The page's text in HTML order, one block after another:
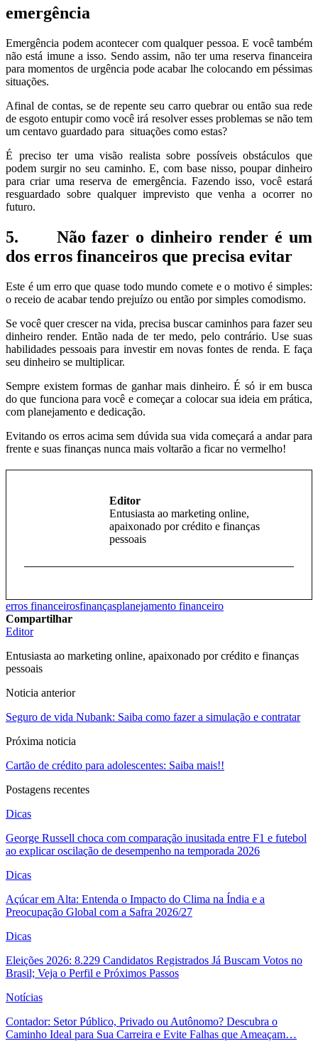
emergência
Emergência podem acontecer com qualquer pessoa. E você também
não está imune a isso. Sendo assim, não ter uma reserva financeira
para momentos de urgência pode acabar lhe colocando em péssimas
situações.
Afinal de contas, se de repente seu carro quebrar ou então sua rede
de esgoto entupir como você irá resolver esses problemas se não tem
um centavo guardado para situações como estas?
É preciso ter uma visão realista sobre possíveis obstáculos que
podem surgir no seu caminho. E, com base nisso, poupar dinheiro
para criar uma reserva de emergência. Fazendo isso, você estará
resguardado sobre qualquer imprevisto que venha a ocorrer no
futuro.
5. Não fazer o dinheiro render é um
dos erros financeiros que precisa evitar
Este é um erro que quase todo mundo comete e o motivo é simples:
o receio de acabar tendo prejuízo ou então por simples comodismo.
Se você quer crescer na vida, precisa buscar caminhos para fazer seu
dinheiro render. Então nada de ter medo, pelo contrário. Use suas
habilidades pessoais para investir em novas fontes de renda. E faça
seu dinheiro se multiplicar.
Sempre existem formas de ganhar mais dinheiro. É só ir em busca
do que funciona para você e começar a colocar sua ideia em prática,
com planejamento e dedicação.
Evitando os erros acima sem dúvida sua vida começará a andar para
frente e suas finanças nunca mais voltarão a ficar no vermelho!
Editor
Entusiasta ao marketing online,
apaixonado por crédito e finanças
pessoais
erros financeirosfinançasplanejamento financeiro
Compartilhar
Editor
Entusiasta ao marketing online, apaixonado por crédito e finanças
pessoais
Noticia anterior
Seguro de vida Nubank: Saiba como fazer a simulação e contratar
Próxima noticia
Cartão de crédito para adolescentes: Saiba mais!!
Postagens recentes
Dicas
George Russell choca com comparação inusitada entre F1 e futebol
ao explicar oscilação de desempenho na temporada 2026
Dicas
Açúcar em Alta: Entenda o Impacto do Clima na Índia e a
Preocupação Global com a Safra 2026/27
Dicas
Eleições 2026: 8.229 Candidatos Registrados Já Buscam Votos no
Brasil; Veja o Perfil e Próximos Passos
Notícias
Contador: Setor Público, Privado ou Autônomo? Descubra o
Caminho Ideal para Sua Carreira e Evite Falhas que Ameaçam…